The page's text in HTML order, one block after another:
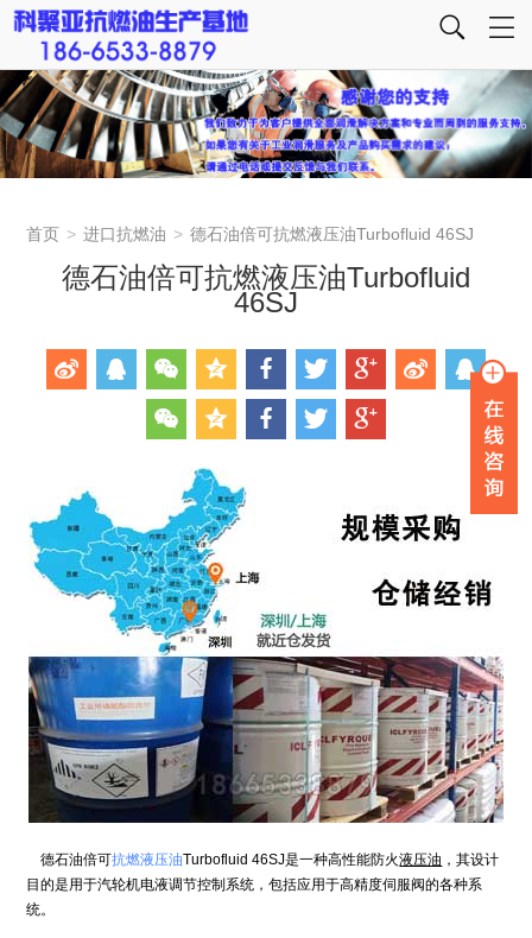
首页 > 进口抗燃油 > 德石油倍可抗燃液压油Turbofluid 46SJ
德石油倍可抗燃液压油Turbofluid
46SJ
德石油倍可抗燃液压油Turbofluid 46SJ是一种高性能防火液压油 ，其设计
目的是用于汽轮机电液调节控制系统，包括应用于高精度伺服阀的各种系
统。